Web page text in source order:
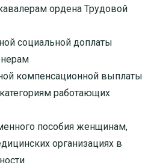
ордена Трудовой
социальной доплаты
компенсационной выплаты
работающих
пособия женщинам,
организациях в